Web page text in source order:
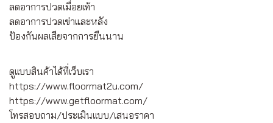
ลดอาการปวดเมื่อยเท้า
ลดอาการปวดเข่าและหลัง
ป้องกันผลเสียจากการยืนนาน
ดูเเบบสินค้าได้ที่เว็บเรา
https://www.floormat2u.com/
https://www.getfloormat.com/
โทรสอบถาม/ประเมินเเบบ/เสนอราคา